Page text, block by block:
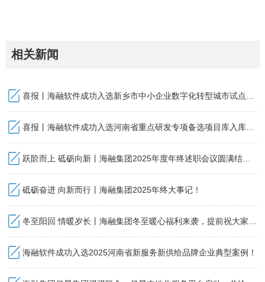
相关新闻
砥砺奋进 向新而行丨海融集团2025年终大事记！
海融软件成功入选2025河南省新服务新供给品牌企业典型案例！